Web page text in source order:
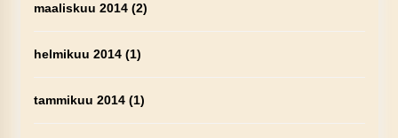
maaliskuu 2014(2)
helmikuu 2014(1)
tammikuu 2014(1)